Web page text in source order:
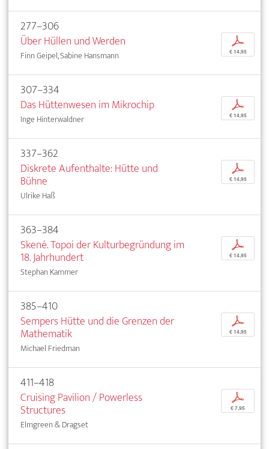
277–306
Über Hüllen und Werden
Finn Geipel, Sabine Hansmann
p
€ 14,95
307–334
Das Hüttenwesen im Mikrochip
Inge Hinterwaldner
p
€ 14,95
337–362
Diskrete Aufenthalte: Hütte und
Bühne
Ulrike Haß
p
€ 14,95
363–384
Skené. Topoi der Kulturbegründung im
18. Jahrhundert
Stephan Kammer
p
€ 14,95
385–410
Sempers Hütte und die Grenzen der
Mathematik
Michael Friedman
p
€ 14,95
411–418
Cruising Pavilion / Powerless
Structures
Elmgreen & Dragset
p
€ 7,95